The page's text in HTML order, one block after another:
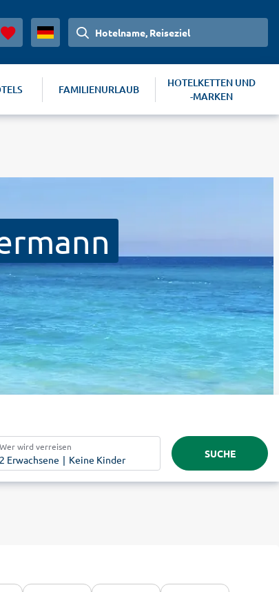
Hotelname, Reiseziel
FAMILIENURLAUB
HOTELKETTEN UND
-MARKEN
Wer wird verreisen
2 Erwachsene Keine Kinder SUCHE